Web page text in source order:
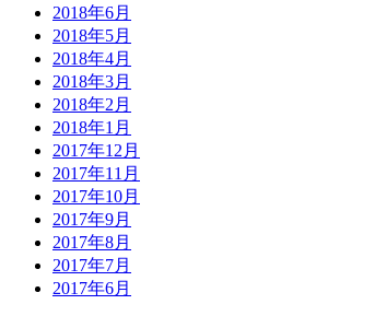
2018年6月
2018年5月
2018年4月
2018年3月
2018年2月
2018年1月
2017年12月
2017年11月
2017年10月
2017年9月
2017年8月
2017年7月
2017年6月